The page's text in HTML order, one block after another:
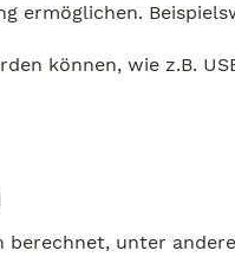
ermöglichen.
können, wie z.B.
berechnet, unter